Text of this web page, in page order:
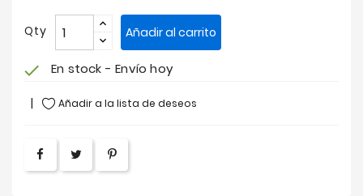
Qty Añadir al carrito
check En stock - Envío hoy
Añadir a la lista de deseos